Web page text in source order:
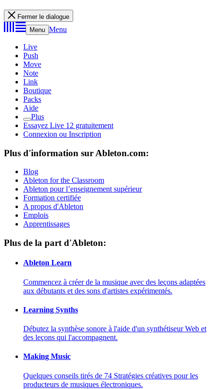
Fermer le dialogue
Menu Menu
Live
Push
Move
Note
Link
Boutique
Packs
Aide
Plus
Essayez Live 12 gratuitement
Connexion ou Inscription
Plus d'information sur Ableton.com:
Blog
Ableton for the Classroom
Ableton pour l’enseignement supérieur
Formation certifiée
A propos d'Ableton
Emplois
Apprentissages
Plus de la part d'Ableton:
Ableton Learn
Commencez à créer de la musique avec des leçons adaptées
aux débutants et des sons d'artistes expérimentés.
Learning Synths
Débutez la synthèse sonore à l'aide d'un synthétiseur Web et
des leçons qui l'accompagnent.
Making Music
Quelques conseils tirés de 74 Stratégies créatives pour les
producteurs de musiques électroniques.